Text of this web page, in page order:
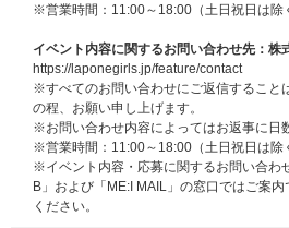
※営業時間：11:00～18:00（土日祝日は除
イベント内容に関するお問い合わせ先：株
https://laponegirls.jp/feature/contact
※すべてのお問い合わせにご返信すること
の程、お願い申し上げます。
※お問い合わせ内容によってはお返事に日
※営業時間：11:00～18:00（土日祝日は除
※イベント内容・応募に関するお問い合わ
B」および「ME:I MAIL」の窓口ではご案
ください。